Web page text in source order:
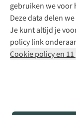
gebruiken we voor
Deze data delen
Je kunt altijd je
policy link
Cookie policy en